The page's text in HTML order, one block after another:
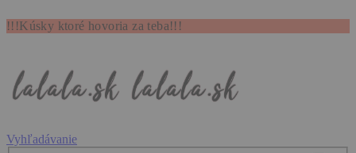
!!!Kúsky ktoré hovoria za teba!!!
Vyhľadávanie